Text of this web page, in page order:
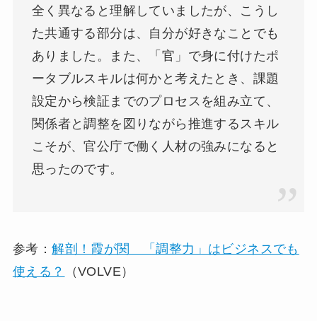
全く異なると理解していましたが、こうし
た共通する部分は、自分が好きなことでも
ありました。また、「官」で身に付けたポ
ータブルスキルは何かと考えたとき、課題
設定から検証までのプロセスを組み立て、
関係者と調整を図りながら推進するスキル
こそが、官公庁で働く人材の強みになると
思ったのです。
参考：解剖！霞が関 「調整力」はビジネスでも
使える？
（VOLVE）